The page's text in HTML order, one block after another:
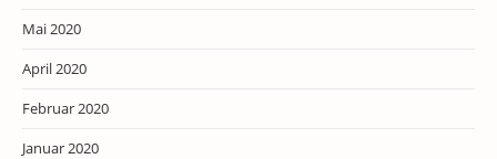
Mai 2020
April 2020
Februar 2020
Januar 2020